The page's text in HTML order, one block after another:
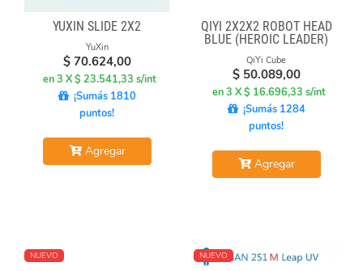
YUXIN SLIDE 2X2
YuXin
$ 70.624,00
en 3 X $ 23.541,33 s/int
¡Sumás 1810
puntos!
Agregar
QIYI 2X2X2 ROBOT HEAD
BLUE (HEROIC LEADER)
QiYi Cube
$ 50.089,00
en 3 X $ 16.696,33 s/int
¡Sumás 1284
puntos!
Agregar
NUEVO NUEVO